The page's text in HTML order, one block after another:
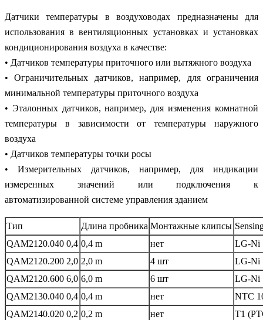
Датчики температуры в воздуховодах предназначены для
использования в вентиляционных установках и установках
кондиционирования воздуха в качестве:
• Датчиков температуры приточного или вытяжного воздуха
• Ограничительных датчиков, например, для ограничения
минимальной температуры приточного воздуха
• Эталонных датчиков, например, для изменения комнатной
температуры в зависимости от температуры наружного
воздуха
• Датчиков температуры точки росы
• Измерительных датчиков, например, для индикации
измеренных значений или подключения к
автоматизированной системе управления зданием
Тип Длина пробника Монтажные клипсы
QAM2120.040 0,4 0,4 m нет
LG-Ni
QAM2120.200 2,0 2,0 m 4 шт
LG-Ni
QAM2120.600 6,0 6,0 m 6 шт
LG-Ni
QAM2130.040 0,4 0,4 m нет
NTC
QAM2140.020 0,2 0,2 m нет T1